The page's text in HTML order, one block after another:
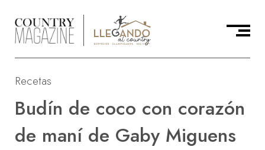
Recetas
Budín de coco con corazón
de maní de Gaby Miguens